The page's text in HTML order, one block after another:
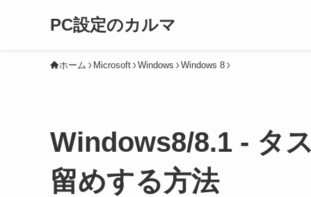
PC設定のカルマ
ホーム Microsoft Windows Windows 8
Windows8/8.1 - タ
留めする方法